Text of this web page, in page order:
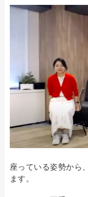
座っている姿勢から
ます。